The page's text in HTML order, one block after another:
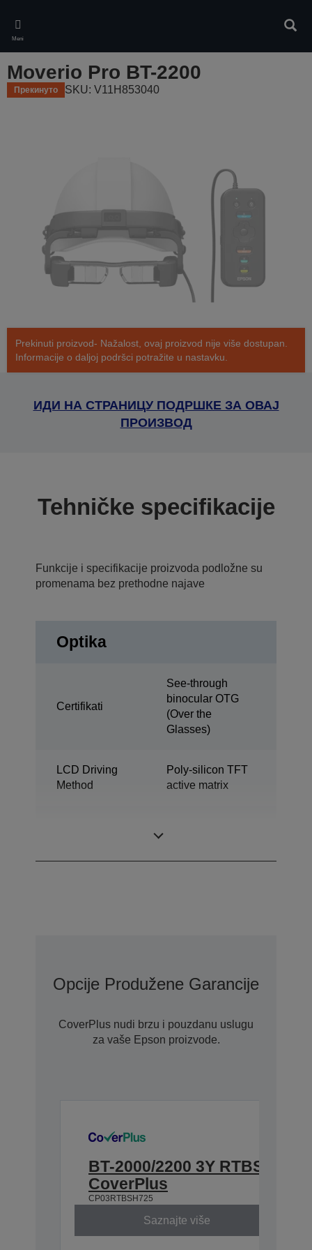
main
content
Meni
Moverio Pro BT-2200
Прекинуто SKU: V11H853040
Prekinuti proizvod- Nažalost, ovaj proizvod nije više dostupan.
Informacije o daljoj podršci potražite u nastavku.
ИДИ НА СТРАНИЦУ ПОДРШКЕ ЗА ОВАЈ
ПРОИЗВОД
Tehničke specifikacije
Funkcije i specifikacije proizvoda podložne su
promenama bez prethodne najave
Optika
Certifikati
See-through
binocular OTG
(Over the
Glasses)
LCD Driving
Method
Poly-silicon TFT
active matrix
Opcije Produžene Garancije Uz
CoverPlus nudi brzu i pouzdanu uslugu
za vaše Epson proizvode.
BT-2000/2200 3Y RTBS
CoverPlus
CP03RTBSH725
Saznajte više